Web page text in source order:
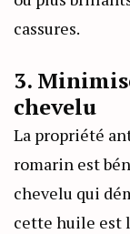
cassures.
3.
chevelu
La propriété
romarin est
chevelu qui
cette huile est